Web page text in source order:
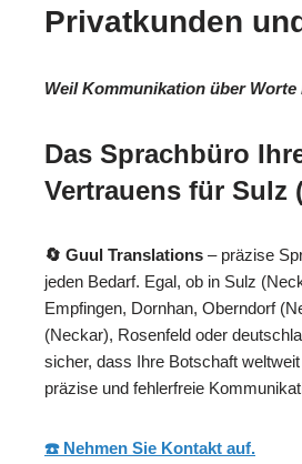
Privatkunden
Weil Kommunikation über Worte
Das Sprachbüro
Vertrauens für Sulz
🔄 Guul Translations – präzise
jeden Bedarf. Egal, ob in Sulz
Empfingen, Dornhan, Oberndorf
(Neckar), Rosenfeld oder
sicher, dass Ihre Botschaft
präzise und fehlerfreie
☎️ Nehmen Sie Kontakt auf.